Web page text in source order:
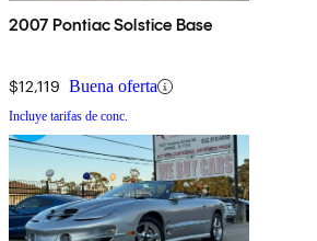
2007 Pontiac Solstice Base
$12,119 Buena oferta
Incluye tarifas de conc.